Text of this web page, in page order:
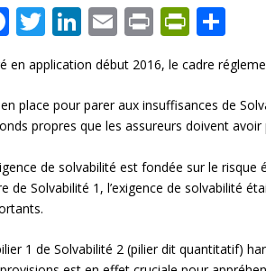
F
e
b
o
o
k
T
w
itt
er
Li
k
e
dI
n
E
m
ai
l
Pr
in
t
Pr
in
tF
ri
e
n
dl
ar
ta
g
er
en application début 2016, le cadre
place pour parer aux insuffisances de
propres que les assureurs doivent
de solvabilité est fondée sur le
de Solvabilité 1, l’exigence de solvabilité
1 de Solvabilité 2 (pilier dit quantitatif)